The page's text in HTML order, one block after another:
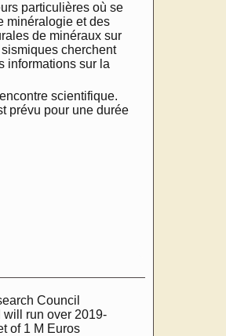
particulières où se
minéralogie et des
de minéraux sur
cherchent
informations sur la
scientifique.
prévu pour une durée
Council
will run over 2019-
of 1 M Euros